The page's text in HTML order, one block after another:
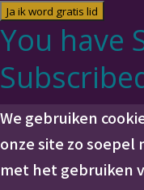
Ja ik word gratis lid
You have
We gebruiken
onze site zo soepel
met het gebruiken